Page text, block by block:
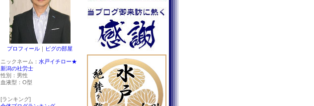
プロフィール ｜ ピグの部屋
ニックネーム： 水戸イチロー★
新潟の社労士
性別： 男性
血液型： O型
[ランキング]